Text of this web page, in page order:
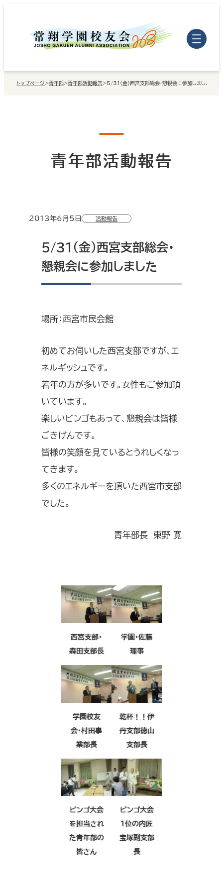
トップページ >青年部>青年部活動報告> 5/31（金）西宮支部総会・懇親会に参加しました
青年部活動報告
2013年6月5日 活動報告
5/31（金）西宮支部総会・
懇親会に参加しました
場所：西宮市民会館
初めてお伺いした西宮支部ですが、エ
ネルギッシュです。
若年の方が多いです。女性もご参加頂
いています。
楽しいビンゴもあって、懇親会は皆様
ごきげんです。
皆様の笑顔を見ているとうれしくなっ
てきます。
多くのエネルギーを頂いた西宮市支部
でした。
青年部長 東野 寛
西宮支部・
森田支部長
学園・佐藤
理事
学園校友
会・村田事
業部長
乾杯！！伊
丹支部徳山
支部長
ビンゴ大会
を担当され
た青年部の
皆さん
ビンゴ大会
1位の内匠
宝塚副支部
長